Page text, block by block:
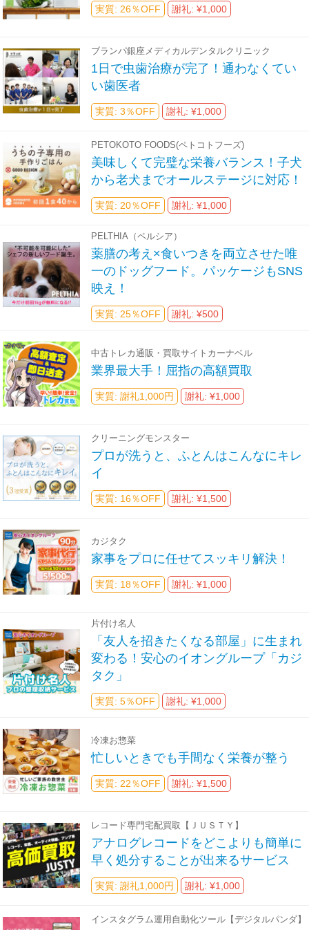
実質: 26％OFF 謝礼: ¥1,000
ブランパ銀座メディカルデンタルクリニック
1日で虫歯治療が完了！通わなくてい
い歯医者
実質: 3％OFF 謝礼: ¥1,000
PETOKOTO FOODS(ペトコトフーズ)
美味しくて完璧な栄養バランス！子犬
から老犬までオールステージに対応！
実質: 20％OFF 謝礼: ¥1,000
PELTHIA（ペルシア）
薬膳の考え×食いつきを両立させた唯
一のドッグフード。パッケージもSNS
映え！
実質: 25％OFF 謝礼: ¥500
中古トレカ通販・買取サイトカーナベル
業界最大手！屈指の高額買取
実質: 謝礼1,000円 謝礼: ¥1,000
クリーニングモンスター
プロが洗うと、ふとんはこんなにキレ
イ
実質: 16％OFF 謝礼: ¥1,500
カジタク
家事をプロに任せてスッキリ解決！
実質: 18％OFF 謝礼: ¥1,000
片付け名人
「友人を招きたくなる部屋」に生まれ
変わる！安心のイオングループ「カジ
タク」
実質: 5％OFF 謝礼: ¥1,000
冷凍お惣菜
忙しいときでも手間なく栄養が整う
実質: 22％OFF 謝礼: ¥1,500
レコード専門宅配買取【ＪＵＳＴＹ】
アナログレコードをどこよりも簡単に
早く処分することが出来るサービス
実質: 謝礼1,000円 謝礼: ¥1,000
インスタグラム運用自動化ツール【デジタルパンダ】